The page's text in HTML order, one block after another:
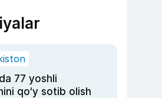
77 yoshli
qo‘y sotib olish